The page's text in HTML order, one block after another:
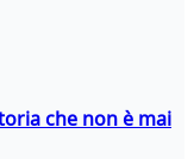
che non è mai